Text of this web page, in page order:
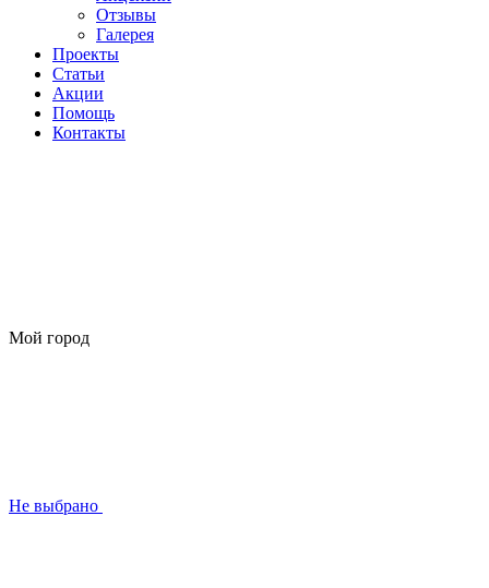
Отзывы
Галерея
Проекты
Статьи
Акции
Помощь
Контакты
Мой город
Не выбрано